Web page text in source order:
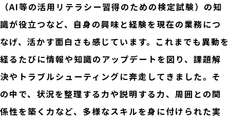
（AI等の活⽤リテラシー習得のための検定試験）の知
識が役立つなど、自身の興味と経験を現在の業務につ
なげ、活かす面白さも感じています。これまでも異動を
経るたびに情報や知識のアップデートを図り、課題解
決やトラブルシューティングに奔走してきました。そ
の中で、状況を整理する力や説明する力、周囲との関
係性を築く力など、多様なスキルを身に付けられた実